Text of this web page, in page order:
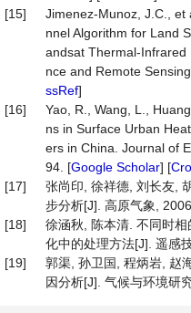
[15]
Jimenez-Munoz, J.C., et
nnel Algorithm for Land
andsat Thermal-Infrared
nce and Remote
ssRef]
[16]
Yao, R., Wang, L.,
ns in Surface Urban
ers in China. Journal of
94. [Google Scholar] [
[17]
张尚印, 徐祥德, 刘长友,
步分析[J]. 高原气象,
[18]
徐涵秋, 陈本清. 不同时
化中的处理方法[J]. 遥感
[19]
郭渠, 孙卫国, 程炳岩, 赵
因分析[J]. 气候与环境研